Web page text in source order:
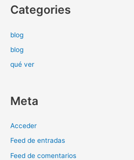
Categories
blog
blog
qué ver
Meta
Acceder
Feed de entradas
Feed de comentarios